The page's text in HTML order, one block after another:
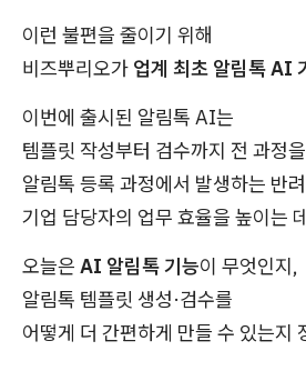
이런 불편을 줄이기 위해
비즈뿌리오가 업계 최초 알림톡 AI
이번에 출시된 알림톡 AI는
템플릿 작성부터 검수까지 전 과정
알림톡 등록 과정에서 발생하는 반
기업 담당자의 업무 효율을 높이는
오늘은 AI 알림톡 기능이 무엇인지,
알림톡 템플릿 생성·검수를
어떻게 더 간편하게 만들 수 있는지